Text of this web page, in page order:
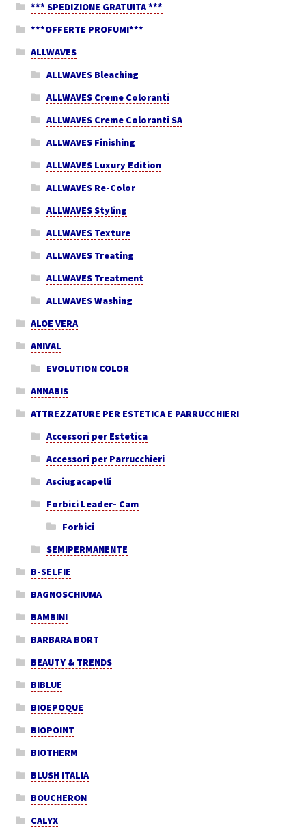
*** SPEDIZIONE GRATUITA ***
***OFFERTE PROFUMI***
ALLWAVES
ALLWAVES Bleaching
ALLWAVES Creme Coloranti
ALLWAVES Creme Coloranti SA
ALLWAVES Finishing
ALLWAVES Luxury Edition
ALLWAVES Re-Color
ALLWAVES Styling
ALLWAVES Texture
ALLWAVES Treating
ALLWAVES Treatment
ALLWAVES Washing
ALOE VERA
ANIVAL
EVOLUTION COLOR
ANNABIS
ATTREZZATURE PER ESTETICA E PARRUCCHIERI
Accessori per Estetica
Accessori per Parrucchieri
Asciugacapelli
Forbici Leader- Cam
Forbici
SEMIPERMANENTE
B-SELFIE
BAGNOSCHIUMA
BAMBINI
BARBARA BORT
BEAUTY & TRENDS
BIBLUE
BIOEPOQUE
BIOPOINT
BIOTHERM
BLUSH ITALIA
BOUCHERON
CALYX